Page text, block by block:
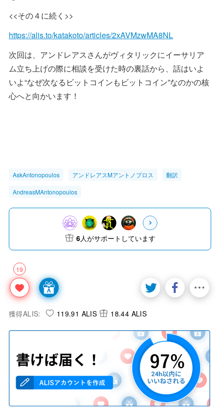
<<その４に続く>>
https://alis.to/katakoto/articles/2xAVMzwMA8NL
次回は、アンドレアスさんがヴィタリックにイーサリア
ム立ち上げの際に相談を受けた時の裏話から、話はいよ
いよ“なぜ次なるビットコインもビットコイン”なのかの核
心へと向かいます！
AskAntonopoulos アンドレアスMアントノプロス 翻訳
AndreasMAntonopoulos
19
6人がサポートしています
獲得ALIS: 119.91 ALIS 18.44 ALIS